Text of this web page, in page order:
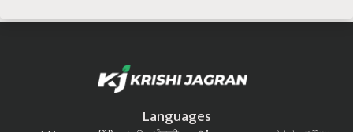
Languages